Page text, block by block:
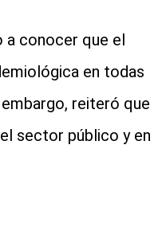
a conocer que el
en todas
reiteró que
sector público y en